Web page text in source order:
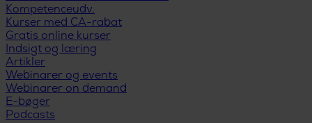
Kompetenceudv.
Kurser med CA-rabat
Gratis online kurser
Indsigt og læring
Artikler
Webinarer og events
Webinarer on demand
E-bøger
Podcasts